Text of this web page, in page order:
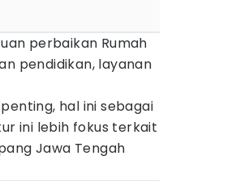
perbaikan Rumah
pendidikan, layanan
hal ini sebagai
ini lebih fokus terkait
Jawa Tengah